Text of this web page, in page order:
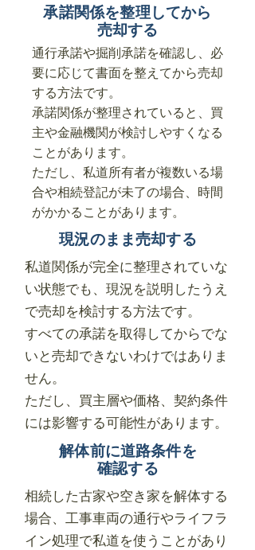
承諾関係を整理してから
売却する
通行承諾や掘削承諾を確認し、必
要に応じて書面を整えてから売却
する方法です。
承諾関係が整理されていると、買
主や金融機関が検討しやすくなる
ことがあります。
ただし、私道所有者が複数いる場
合や相続登記が未了の場合、時間
がかかることがあります。
現況のまま売却する
私道関係が完全に整理されていな
い状態でも、現況を説明したうえ
で売却を検討する方法です。
すべての承諾を取得してからでな
いと売却できないわけではありま
せん。
ただし、買主層や価格、契約条件
には影響する可能性があります。
解体前に道路条件を
確認する
相続した古家や空き家を解体する
場合、工事車両の通行やライフラ
イン処理で私道を使うことがあり